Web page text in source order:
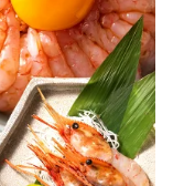
メロン チョコ アイス 羽
幌町 羽幌【01106】